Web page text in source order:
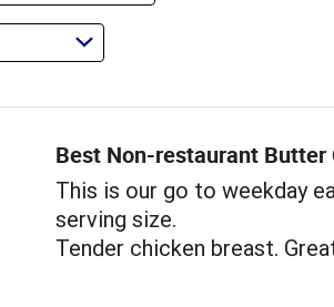
Best Non-restaurant Butter
This is our go to weekday
serving size.
Tender chicken breast.